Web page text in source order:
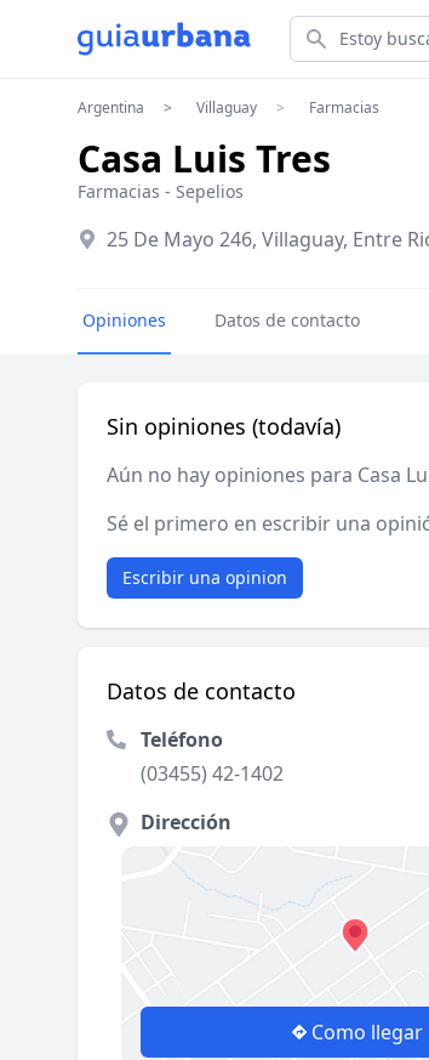
Estoy
Argentina Villaguay Farmacias
Casa Luis Tres
Farmacias - Sepelios
25 De Mayo 246, Villaguay, Entre
Opiniones Datos de contacto
Sin opiniones (todavía)
Aún no hay opiniones para Casa
Sé el primero en escribir una
Escribir una opinion
Datos de contacto
Teléfono
(03455) 42-1402
Dirección
Como llegar